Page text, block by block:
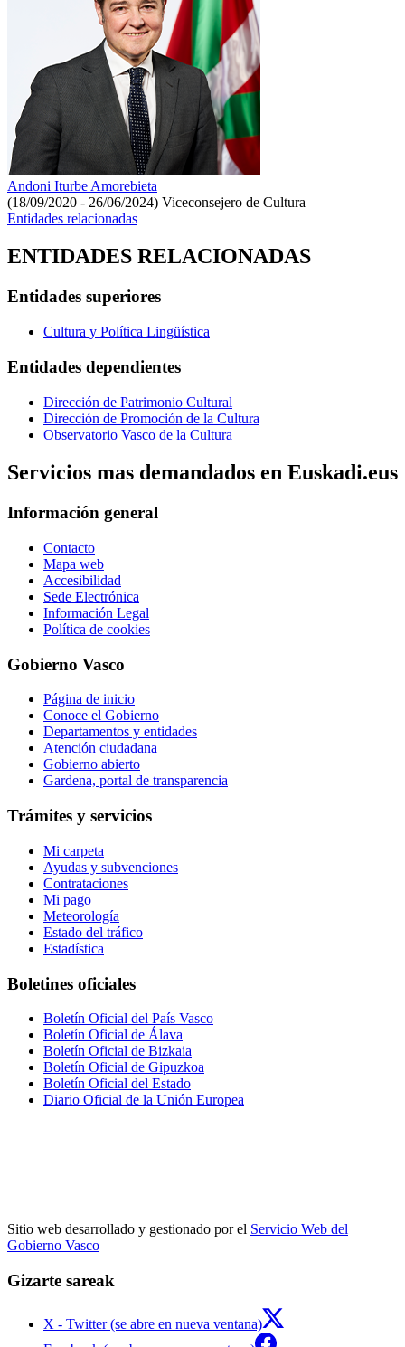
Andoni Iturbe Amorebieta
(18/09/2020 - 26/06/2024) Viceconsejero de Cultura
Entidades relacionadas
ENTIDADES RELACIONADAS
Entidades superiores
Cultura y Política Lingüística
Entidades dependientes
Dirección de Patrimonio Cultural
Dirección de Promoción de la Cultura
Observatorio Vasco de la Cultura
Servicios mas demandados en Euskadi.eus
Información general
Contacto
Mapa web
Accesibilidad
Sede Electrónica
Información Legal
Política de cookies
Gobierno Vasco
Página de inicio
Conoce el Gobierno
Departamentos y entidades
Atención ciudadana
Gobierno abierto
Gardena, portal de transparencia
Trámites y servicios
Mi carpeta
Ayudas y subvenciones
Contrataciones
Mi pago
Meteorología
Estado del tráfico
Estadística
Boletines oficiales
Boletín Oficial del País Vasco
Boletín Oficial de Álava
Boletín Oficial de Bizkaia
Boletín Oficial de Gipuzkoa
Boletín Oficial del Estado
Diario Oficial de la Unión Europea
Sitio web desarrollado y gestionado por el Servicio Web del
Gobierno Vasco
Gizarte sareak
X - Twitter (se abre en nueva ventana)